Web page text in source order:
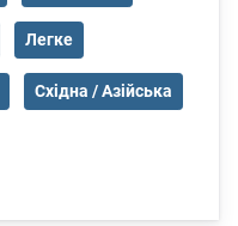
Легке
Східна / Азійська